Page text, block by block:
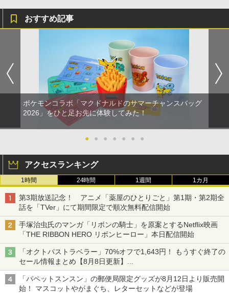
おすすめ記事
ポケモンコラボ「マクドナルドのサマーチャンスバッグ
2026」をひと足お先に体験してみた！
● ● ● ● ● ● ●
アクセスランキング
1時間 24時間 1週間 1カ月
第3期放送記念！ アニメ「薬屋のひとりごと」第1期・第2期全
話を「TVer」にて期間限定で順次無料配信開始
手塚治虫氏のマンガ「リボンの騎士」を原案とするNetflix映画
「THE RIBBON HERO リボンヒーロー」本日配信開始
「オクトパストラベラー」70%オフで1,643円！ もうすぐ終了の
セール情報まとめ【8月8日更新】
ニンテンドーeショップでは「大神 絶景版」が67%オフで990円
「パペットスンスン」の郵便局限定グッズが8月12日より販売開
始！ マスコットやがまぐち、レターセットなどが登場